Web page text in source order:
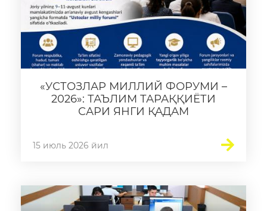
«УСТОЗЛАР МИЛЛИЙ ФОРУМИ –
2026»: ТАЪЛИМ ТАРАҚҚИЁТИ
САРИ ЯНГИ ҚАДАМ
15 июль 2026 йил